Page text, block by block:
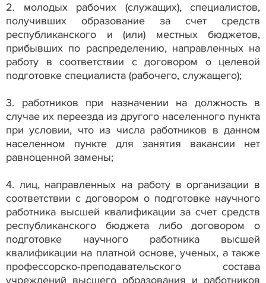
2. молодых рабочих (служащих), специалистов,
получивших образование за счет средств
республиканского и (или) местных бюджетов,
прибывших по распределению, направленных на
работу в соответствии с договором о целевой
подготовке специалиста (рабочего, служащего);
3. работников при назначении на должность в
случае их переезда из другого населенного пункта
при условии, что из числа работников в данном
населенном пункте для занятия вакансии нет
равноценной замены;
4. лиц, направленных на работу в организации в
соответствии с договором о подготовке научного
работника высшей квалификации за счет средств
республиканского бюджета либо договором о
подготовке научного работника высшей
квалификации на платной основе, ученых, а также
профессорско-преподавательского состава
учреждений высшего образования и работников